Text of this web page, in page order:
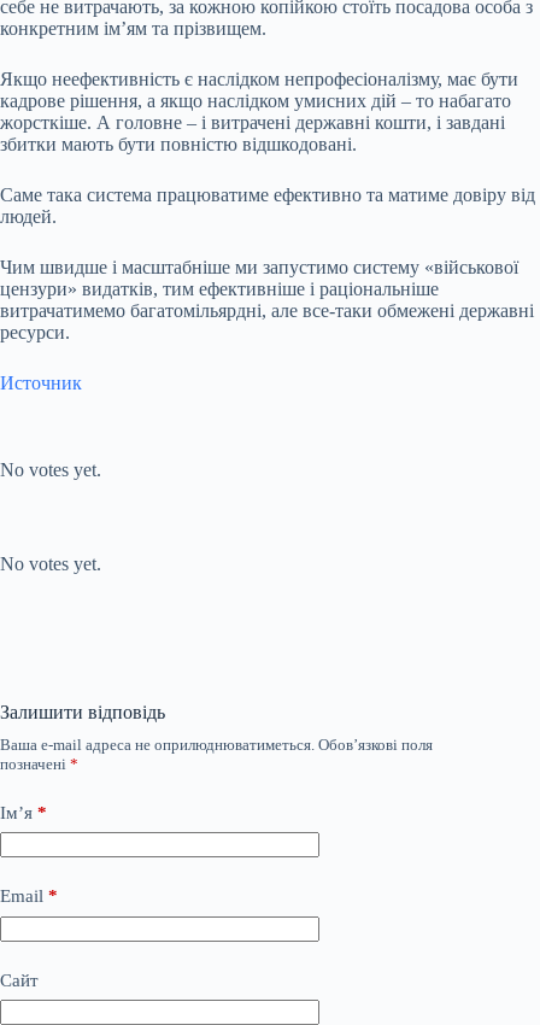
себе не витрачають, за кожною копійкою стоїть посадова особа з
конкретним ім’ям та прізвищем.
Якщо неефективність є наслідком непрофесіоналізму, має бути
кадрове рішення, а якщо наслідком умисних дій – то набагато
жорсткіше. А головне – і витрачені державні кошти, і завдані
збитки мають бути повністю відшкодовані.
Саме така система працюватиме ефективно та матиме довіру від
людей.
Чим швидше і масштабніше ми запустимо систему «військової
цензури» видатків, тим ефективніше і раціональніше
витрачатимемо багатомільярдні, але все-таки обмежені державні
ресурси.
Источник
No votes yet.
No votes yet.
Залишити відповідь
Ваша e-mail адреса не оприлюднюватиметься. Обов’язкові поля
позначені *
Ім’я *
Email *
Сайт